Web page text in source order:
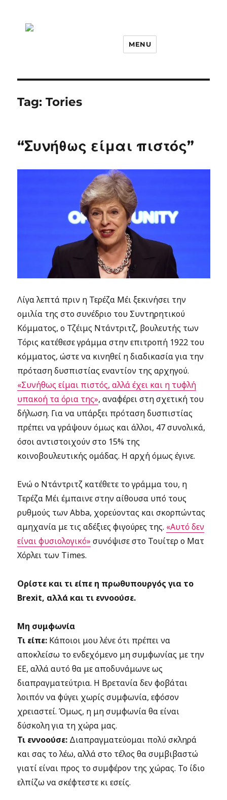
MENU
Tag:Tories
“Συνήθως είμαι πιστός”
Λίγα λεπτά πριν η Τερέζα Μέι ξεκινήσει την
ομιλία της στο συνέδριο του Συντηρητικού
Κόμματος, ο Τζέιμς Ντάντριτζ, βουλευτής των
Τόρις κατέθεσε γράμμα στην επιτροπή 1922 του
κόμματος, ώστε να κινηθεί η διαδικασία για την
πρόταση δυσπιστίας εναντίον της αρχηγού.
«Συνήθως είμαι πιστός, αλλά έχει και η τυφλή
υπακοή τα όρια της», αναφέρει στη σχετική του
δήλωση. Για να υπάρξει πρόταση δυσπιστίας
πρέπει να γράψουν όμως και άλλοι, 47 συνολικά,
όσοι αντιστοιχούν στο 15% της
κοινοβουλευτικής ομάδας. Η αρχή όμως έγινε.
Ενώ ο Ντάντριτζ κατέθετε το γράμμα του, η
Τερέζα Μέι έμπαινε στην αίθουσα υπό τους
ρυθμούς των Abba, χορεύοντας και σκορπώντας
αμηχανία με τις αδέξιες φιγούρες της. «Αυτό δεν
είναι φυσιολογικό» συνόψισε στο Τουίτερ ο Ματ
Χόρλει των Times.
Ορίστε και τι είπε η πρωθυπουργός για το
Brexit, αλλά και τι εννοούσε.
Μη συμφωνία
Τι είπε: Κάποιοι μου λένε ότι πρέπει να
αποκλείσω το ενδεχόμενο μη συμφωνίας με την
ΕΕ, αλλά αυτό θα με αποδυνάμωνε ως
διαπραγματεύτρια. Η Βρετανία δεν φοβάται
λοιπόν να φύγει χωρίς συμφωνία, εφόσον
χρειαστεί. Όμως, η μη συμφωνία θα είναι
δύσκολη για τη χώρα μας.
Τι εννοούσε: Διαπραγματεύομαι πολύ σκληρά
και σας το λέω, αλλά στο τέλος θα συμβιβαστώ
γιατί είναι προς το συμφέρον της χώρας. Το ίδιο
ελπίζω να σκέφτεστε κι εσείς.